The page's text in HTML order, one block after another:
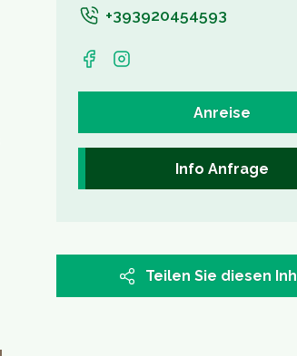
+393920454593
Anreise
Info Anfrage
Teilen Sie diesen